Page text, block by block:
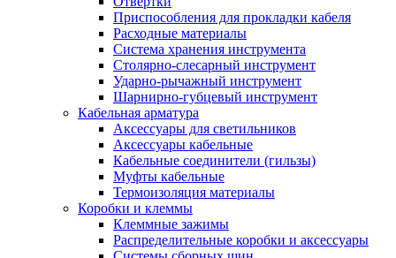
Приспособления для прокладки кабеля
Расходные материалы
Система хранения инструмента
Столярно-слесарный инструмент
Ударно-рычажный инструмент
Шарнирно-губцевый инструмент
Кабельная арматура
Аксессуары для светильников
Аксессуары кабельные
Кабельные соединители (гильзы)
Муфты кабельные
Термоизоляция материалы
Коробки и клеммы
Клеммные зажимы
Распределительные коробки и аксессуары